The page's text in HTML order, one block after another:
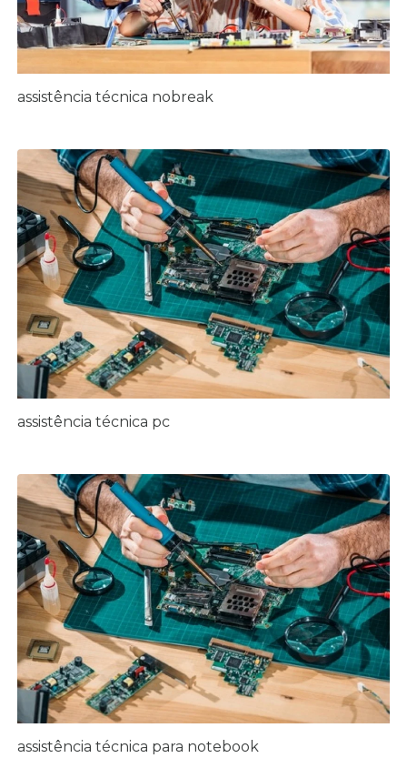
assistência técnica nobreak
assistência técnica pc
assistência técnica para notebook